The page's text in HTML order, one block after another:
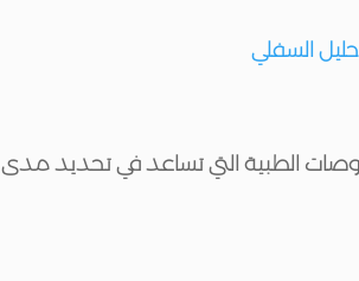
السفلي
الطبية التي تساعد في تحديد مدى